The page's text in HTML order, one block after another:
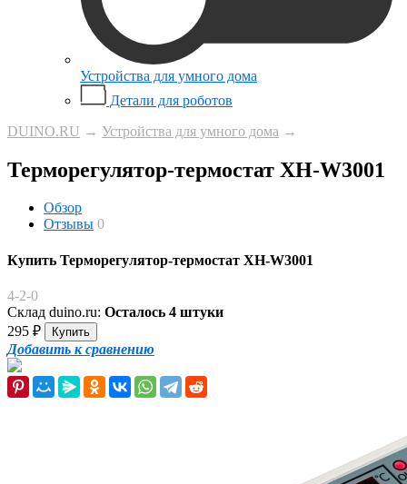
Устройства для умного дома
Детали для роботов
DUINO.RU → Устройства для умного дома →
Терморегулятор-термостат XH-W3001
Обзор
Отзывы 0
Купить Терморегулятор-термостат XH-W3001
4-2-0
Склад duino.ru: Осталось 4 штуки
295 ₽
Добавить к сравнению